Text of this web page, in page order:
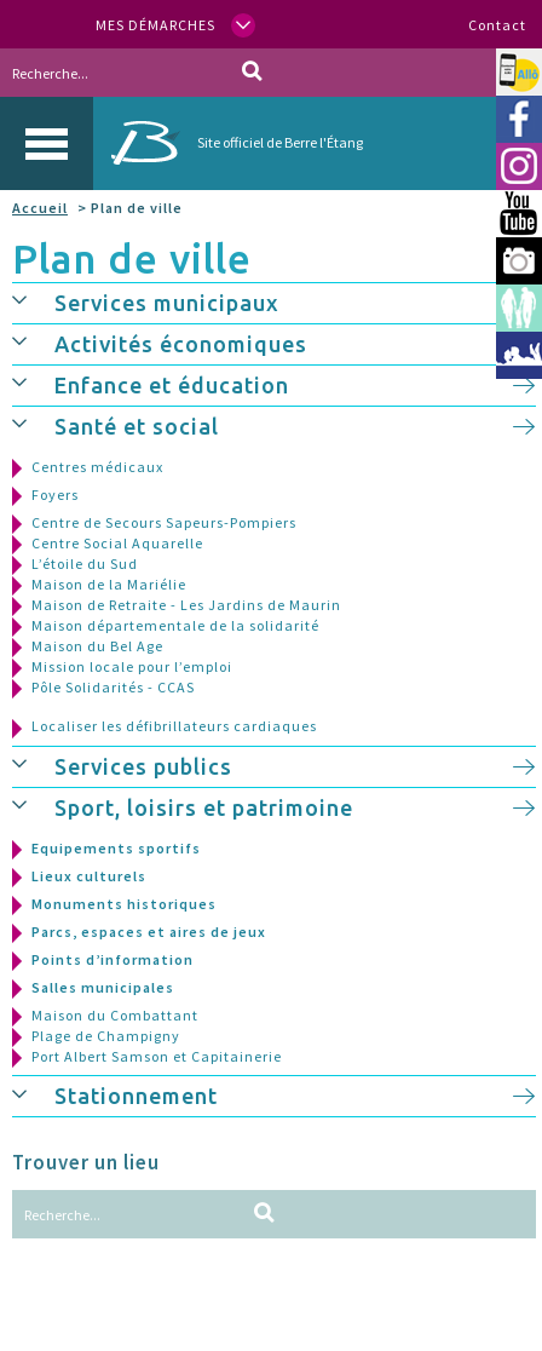
MES DÉMARCHES Contact
Site officiel de Berre l'Étang
Allo
Accueil > Plan de ville
Plan de ville
Services municipaux
Activités économiques
Enfance et éducation
Santé et social
Centres médicaux
Foyers
Centre de Secours Sapeurs-Pompiers
Centre Social Aquarelle
L’étoile du Sud
Maison de la Mariélie
Maison de Retraite - Les Jardins de Maurin
Maison départementale de la solidarité
Maison du Bel Age
Mission locale pour l’emploi
Pôle Solidarités - CCAS
Localiser les défibrillateurs cardiaques
Services publics
Sport, loisirs et patrimoine
Equipements sportifs
Lieux culturels
Monuments historiques
Parcs, espaces et aires de jeux
Points d’information
Salles municipales
Maison du Combattant
Plage de Champigny
Port Albert Samson et Capitainerie
Stationnement
Trouver un lieu